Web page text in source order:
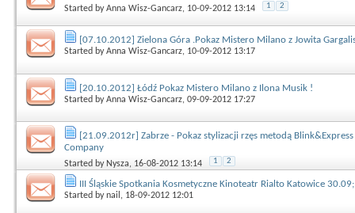
Started byAnna Wisz-Gancarz, 10-09-2012 13:14 1 2
[07.10.2012] Zielona Góra .Pokaz Mistero Milano z Jowita
Started byAnna Wisz-Gancarz, 10-09-2012 13:17
[20.10.2012] Łódź Pokaz Mistero Milano z Ilona Musik !
Started byAnna Wisz-Gancarz, 09-09-2012 17:27
[21.09.2012r] Zabrze - Pokaz stylizacji rzęs metodą
Company
Started by Nysza, 16-08-2012 13:14 1 2
III Śląskie Spotkania Kosmetyczne Kinoteatr Rialto Katowice
Started bynail , 18-09-2012 12:01